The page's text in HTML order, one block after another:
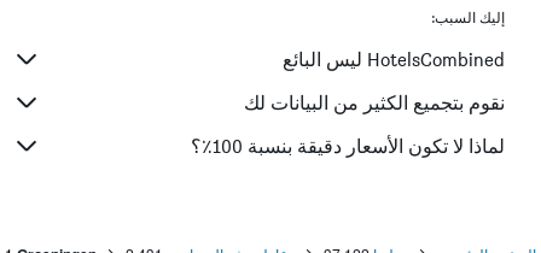
إليك السبب:
HotelsCombined ليس البائع
نقوم بتجميع الكثير من البيانات لك
لماذا لا تكون الأسعار دقيقة بنسبة 100٪؟